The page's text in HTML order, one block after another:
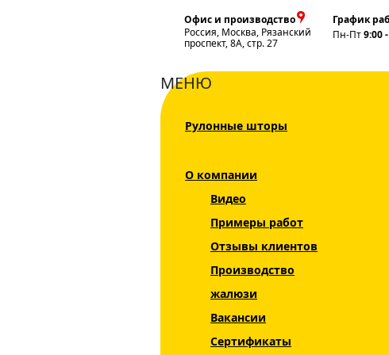
Офис и производство
Россия, Москва, Рязанский
проспект, 8А, стр. 27
График
Пн-Пт9:00
МЕНЮ
Рулонные шторы
О компании
Видео
Примеры работ
Отзывы клиентов
Производство
жалюзи
Вакансии
Сертификаты
Главная Жалюзи Вертикальные жалюзи
Рулонные шторы
Горизонтальные
жалюзи
Вертикальные
жалюзи